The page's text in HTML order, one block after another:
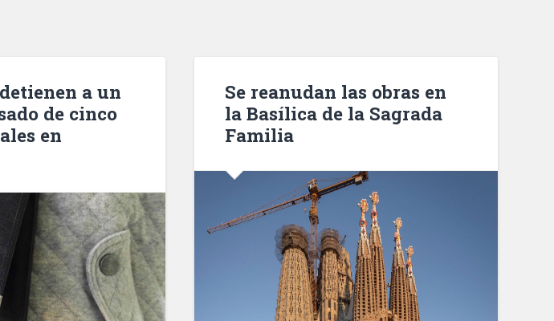
a un
de cinco
en
Se reanudan las obras en
la Basílica de la Sagrada
Familia